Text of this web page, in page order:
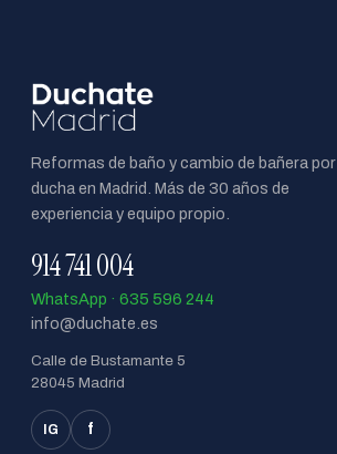
Reformas de baño y cambio de bañera por
ducha en Madrid. Más de 30 años de
experiencia y equipo propio.
914 741 004
WhatsApp · 635 596 244
info@duchate.es
Calle de Bustamante 5
28045 Madrid
IG f